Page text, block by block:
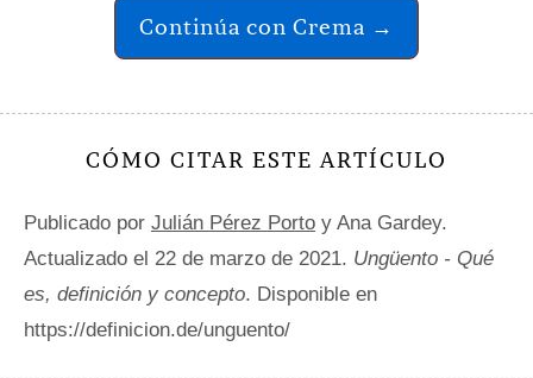
Continúa con Crema →
CÓMO CITAR ESTE ARTÍCULO
Publicado por Julián Pérez Porto y Ana Gardey.
Actualizado el 22 de marzo de 2021. Ungüento - Qué
es, definición y concepto. Disponible en
https://definicion.de/unguento/